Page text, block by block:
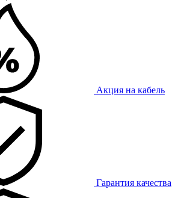
Акция на кабель
Гарантия качества